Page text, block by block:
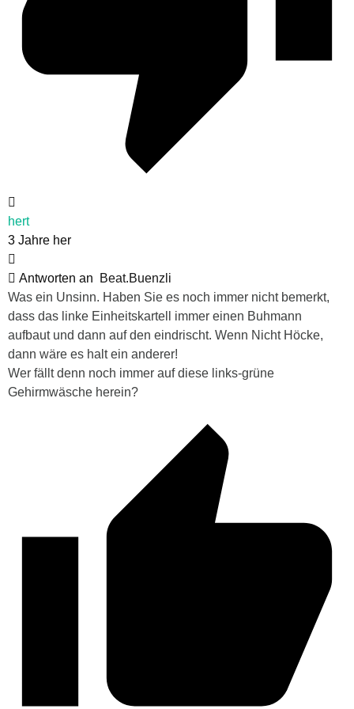
hert
3 Jahre her
Antworten an
Beat.Buenzli
Was ein Unsinn. Haben Sie es noch immer nicht bemerkt,
dass das linke Einheitskartell immer einen Buhmann
aufbaut und dann auf den eindrischt. Wenn Nicht Höcke,
dann wäre es halt ein anderer!
Wer fällt denn noch immer auf diese links-grüne
Gehirmwäsche herein?